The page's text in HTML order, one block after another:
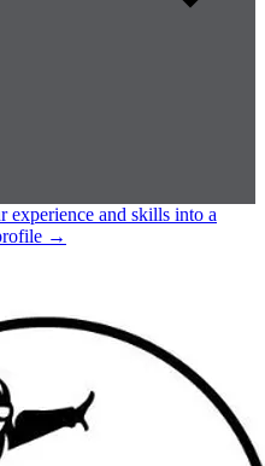
experience and skills into a
→